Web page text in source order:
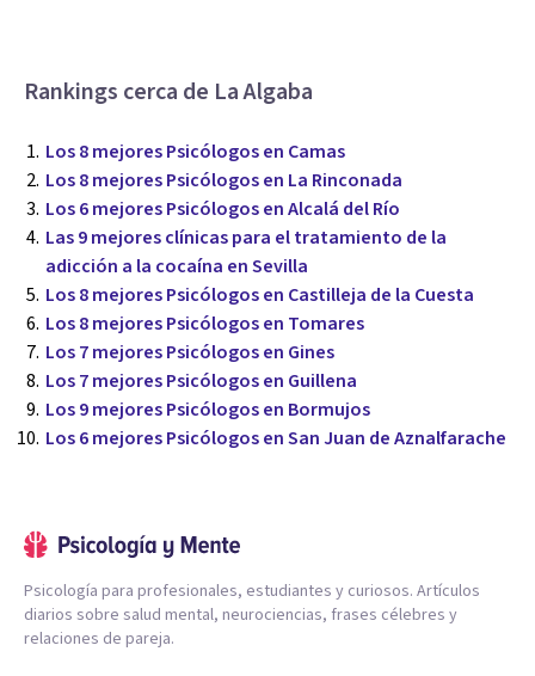
Rankings cerca de La Algaba
Los 8 mejores Psicólogos en Camas
Los 8 mejores Psicólogos en La Rinconada
Los 6 mejores Psicólogos en Alcalá del Río
Las 9 mejores clínicas para el tratamiento de la
adicción a la cocaína en Sevilla
Los 8 mejores Psicólogos en Castilleja de la Cuesta
Los 8 mejores Psicólogos en Tomares
Los 7 mejores Psicólogos en Gines
Los 7 mejores Psicólogos en Guillena
Los 9 mejores Psicólogos en Bormujos
Los 6 mejores Psicólogos en San Juan de Aznalfarache
Psicología para profesionales, estudiantes y curiosos. Artículos
diarios sobre salud mental, neurociencias, frases célebres y
relaciones de pareja.